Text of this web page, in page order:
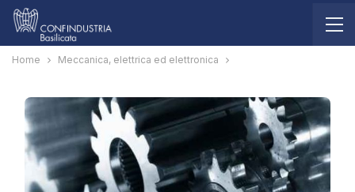
Home Meccanica, elettrica ed elettronica